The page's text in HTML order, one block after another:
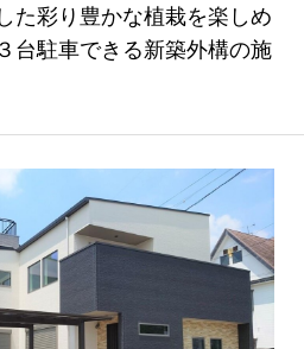
た彩り豊かな植栽を楽しめ
台駐車できる新築外構の施